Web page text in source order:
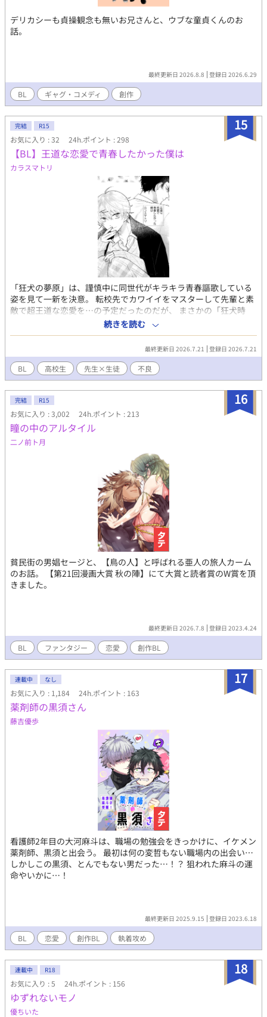
デリカシーも貞操観念も無いお兄さんと、ウブな童貞くんのお
話。
最終更新日 2026.8.8 登録日 2026.6.29
BL ギャグ・コメディ 創作
15
完結 R15
お気に入り : 32 24h.ポイント : 298
【BL】王道な恋愛で青春したかった僕は
カラスマトリ
「狂犬の夢原」は、謹慎中に同世代がキラキラ青春謳歌している
姿を見て一新を決意。 転校先でカワイイをマスターして先輩と素
敵で超王道な恋愛を…の予定だったのだが、 まさかの「狂犬時
代」を知る元担任、ヒカリンの異動先が被るハメに。 夢原は無事
（？）に青春の王道イベントをこなすことが出来るのだろう
か…？ ★性描写はありませんが、喧嘩、流血表現があるため一応
R15設定にしております★
続きを読む
最終更新日 2026.7.21 登録日 2026.7.21
BL 高校生 先生×生徒 不良
16
完結 R15
お気に入り : 3,002 24h.ポイント : 213
瞳の中のアルタイル
二ノ前ト月
貧民街の男娼セージと、【鳥の人】と呼ばれる亜人の旅人カーム
のお話。 【第21回漫画大賞 秋の陣】にて大賞と読者賞のW賞を頂
きました。
最終更新日 2026.7.8 登録日 2023.4.24
BL ファンタジー 恋愛 創作BL
17
連載中 なし
お気に入り : 1,184 24h.ポイント : 163
薬剤師の黒須さん
藤吉優歩
看護師2年目の大河麻斗は、職場の勉強会をきっかけに、イケメン
薬剤師、黒須と出会う。 最初は何の変哲もない職場内の出会い…
しかしこの黒須、とんでもない男だった…！？ 狙われた麻斗の運
命やいかに…！
最終更新日 2025.9.15 登録日 2023.6.18
BL 恋愛 創作BL 執着攻め
18
連載中 R18
お気に入り : 5 24h.ポイント : 156
ゆずれないモノ
優ちいた